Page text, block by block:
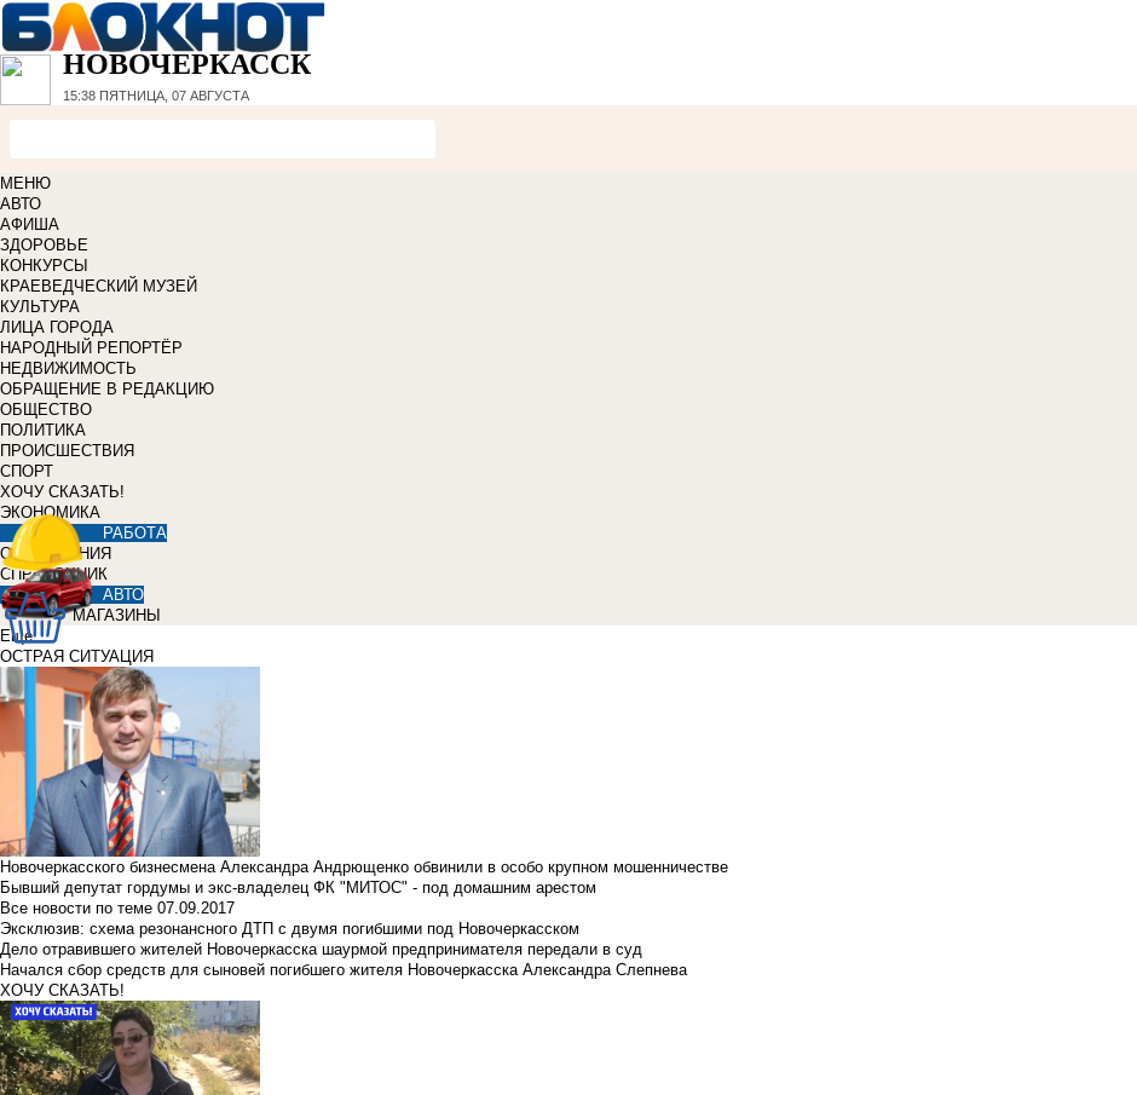
НОВОЧЕРКАССК
15:38 ПЯТНИЦА, 07 АВГУСТА
МЕНЮ
АВТО
АФИША
ЗДОРОВЬЕ
КОНКУРСЫ
КРАЕВЕДЧЕСКИЙ МУЗЕЙ
КУЛЬТУРА
ЛИЦА ГОРОДА
НАРОДНЫЙ РЕПОРТЁР
НЕДВИЖИМОСТЬ
ОБРАЩЕНИЕ В РЕДАКЦИЮ
ОБЩЕСТВО
ПОЛИТИКА
ПРОИСШЕСТВИЯ
СПОРТ
ХОЧУ СКАЗАТЬ!
ЭКОНОМИКА
РАБОТА
ОБЪЯВЛЕНИЯ
СПРАВОЧНИК
АВТО
МАГАЗИНЫ
Еще
ОСТРАЯ СИТУАЦИЯ
Новочеркасского бизнесмена Александра Андрющенко обвинили в особо крупном мошенничестве
Бывший депутат гордумы и экс-владелец ФК "МИТОС" - под домашним арестом
Все новости по теме 07.09.2017
Эксклюзив: схема резонансного ДТП с двумя погибшими под Новочеркасском
Дело отравившего жителей Новочеркасска шаурмой предпринимателя передали в суд
Начался сбор средств для сыновей погибшего жителя Новочеркасска Александра Слепнева
ХОЧУ СКАЗАТЬ!